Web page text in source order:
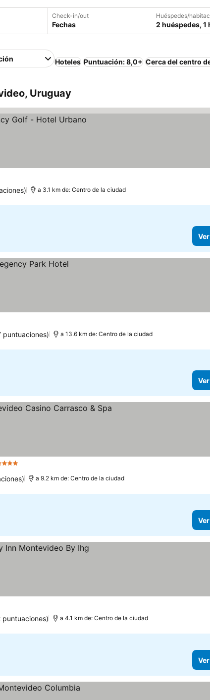
Check-in/out
Fechas
Huéspedes/
2 huéspedes, 1
Hoteles Puntuación: 8,0+ Cerca del centro
Uruguay
a 3.1 km de: Centro de la ciudad
puntuaciones) a 13.6 km de: Centro de la ciudad
a 9.2 km de: Centro de la ciudad
puntuaciones) a 4.1 km de: Centro de la ciudad